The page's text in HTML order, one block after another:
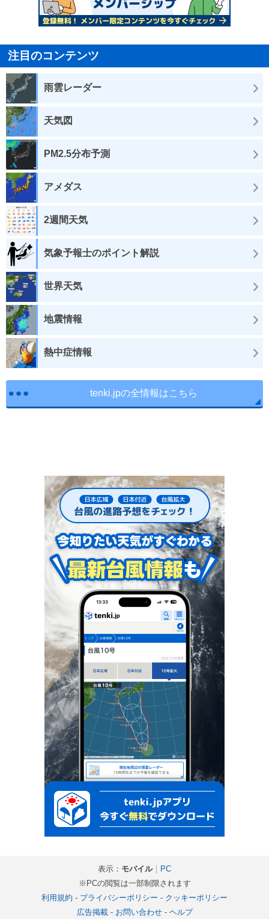
注目のコンテンツ
雨雲レーダー
天気図
PM2.5分布予測
アメダス
2週間天気
気象予報士のポイント解説
世界天気
地震情報
熱中症情報
tenki.jpの全情報はこちら
表示： モバイル｜ PC
※PCの閲覧は一部制限されます
利用規約 - プライバシーポリシー - クッキーポリシー
広告掲載- お問い合わせ- ヘルプ